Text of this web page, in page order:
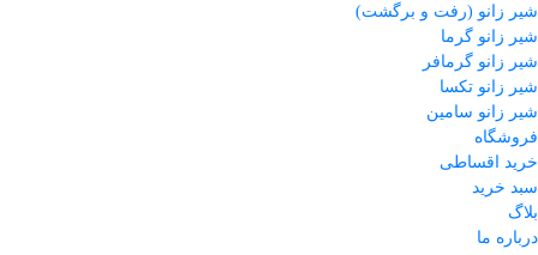
شیر زانو (رفت و برگشت)
شیر زانو گرما
شیر زانو گرمافر
شیر زانو تکسا
شیر زانو سامین
فروشگاه
خرید اقساطی
سبد خرید
بلاگ
درباره ما